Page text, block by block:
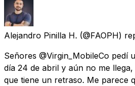
Alejandro Pinilla H. (@FAOPH)
Señores @Virgin_MobileCo pedí
día 24 de abril y aún no me
que tiene un retraso. Me parece